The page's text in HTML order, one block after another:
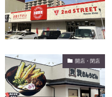
開店・閉店